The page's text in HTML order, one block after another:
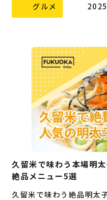
グルメ
久留米で味わう本場明
絶品メニュー5選
久留米で味わう絶品明太